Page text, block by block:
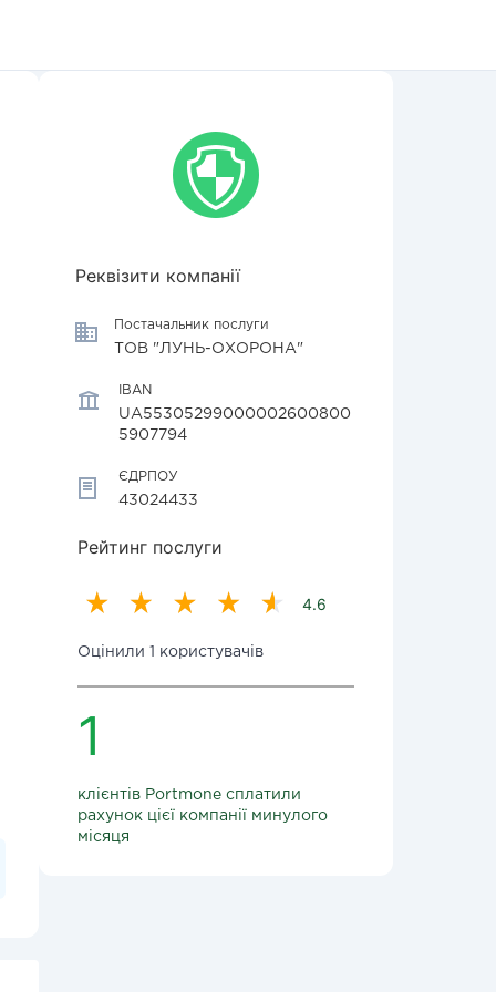
Реквізити компанії
Постачальник послуги
ТОВ "ЛУНЬ-ОХОРОНА"
IBAN
UA55305299000002600800
5907794
ЄДРПОУ
43024433
Рейтинг послуги
4.6
Оцінили 1 користувачів
1
клієнтів Portmone сплатили
рахунок цієї компанії минулого
місяця